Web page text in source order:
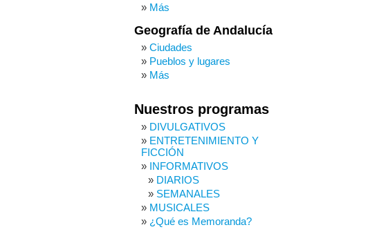
Más
Geografía de Andalucía
Ciudades
Pueblos y lugares
Más
Nuestros programas
DIVULGATIVOS
ENTRETENIMIENTO Y
FICCIÓN
INFORMATIVOS
DIARIOS
SEMANALES
MUSICALES
¿Qué es Memoranda?